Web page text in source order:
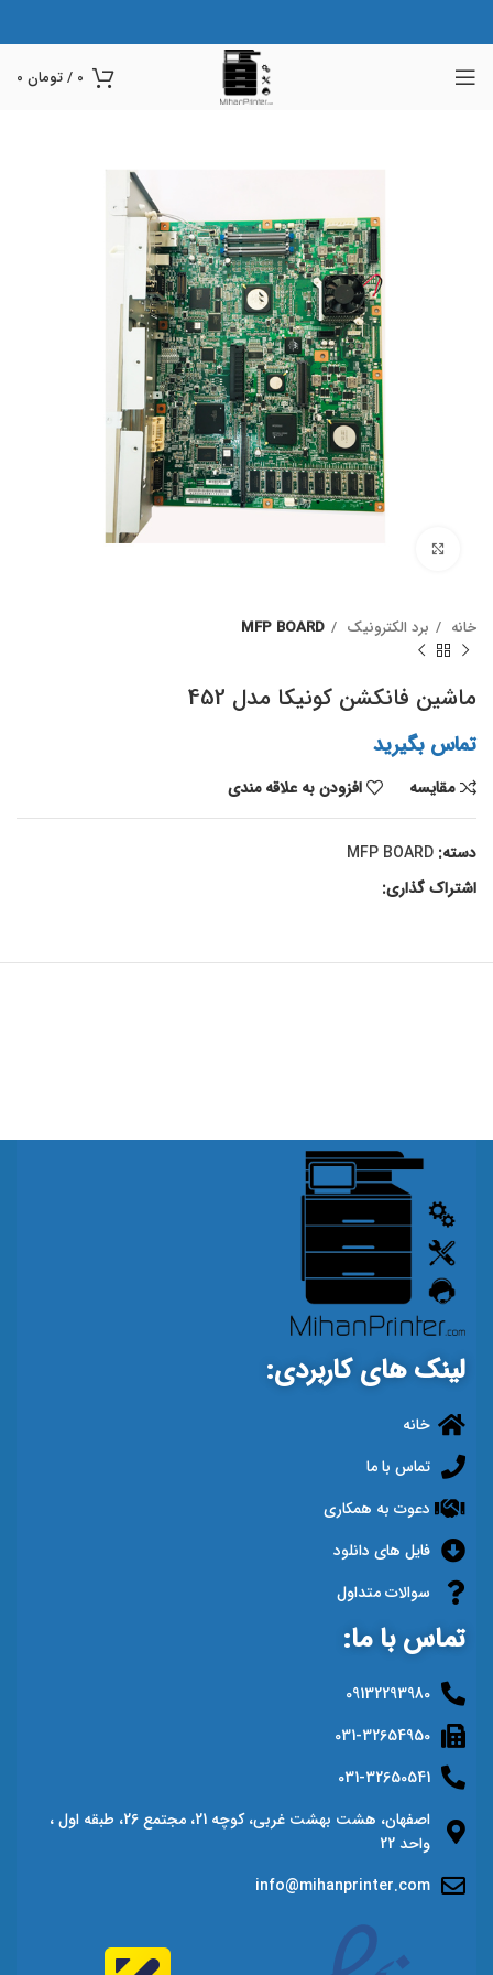
0
/تومان
خانه برد الکترونیک MFP BOARD
ماشین فانکشن کونیکا مدل 452
تماس بگیرید
مقايسه افزودن به علاقه مندی
دسته: MFP BOARD
اشتراک گذاری:
لینک های کاربردی:
خانه
تماس با ما
دعوت به همکاری
فایل های دانلود
سوالات متداول
تماس با ما:
09132293980
031-32654950
031-32650541
اصفهان، هشت بهشت غربی، کوچه 21، مجتمع 26، طبقه اول ،
واحد 22
info@mihanprinter.com